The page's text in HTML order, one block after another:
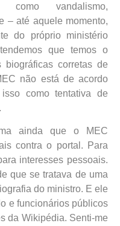
vandalismo,
– até aquele momento,
do próprio ministério
que temos o
corretas de
não está de acordo
como tentativa de
ainda que o MEC
contra o portal. Para
interesses pessoais.
que se tratava de uma
do ministro. E ele
e funcionários públicos
da Wikipédia. Senti-me